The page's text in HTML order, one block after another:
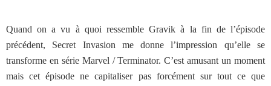
Quand on a vu à quoi ressemble Gravik à la fin de l’épisode
précédent, Secret Invasion me donne l’impression qu’elle se
transforme en série Marvel / Terminator. C’est amusant un moment
mais cet épisode ne capitaliser pas forcément sur tout ce que